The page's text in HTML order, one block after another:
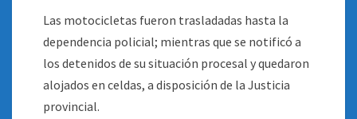
Las motocicletas fueron trasladadas hasta la
dependencia policial; mientras que se notificó a
los detenidos de su situación procesal y quedaron
alojados en celdas, a disposición de la Justicia
provincial.